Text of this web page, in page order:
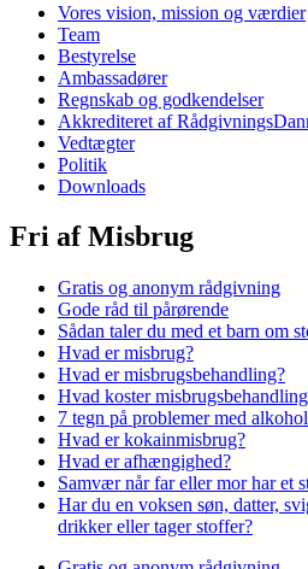
Vores vision, mission og værdier
Team
Bestyrelse
Ambassadører
Regnskab og godkendelser
Akkrediteret af
Vedtægter
Politik
Downloads
Fri af Misbrug
Gratis og anonym rådgivning
Gode råd til pårørende
Sådan taler du med et barn om
Hvad er misbrug?
Hvad er misbrugsbehandling?
Hvad koster
7 tegn på problemer med alkohol
Hvad er kokainmisbrug?
Hvad er afhængighed?
Samvær når far eller mor har et
Har du en voksen søn, datter,
drikker eller tager stoffer?